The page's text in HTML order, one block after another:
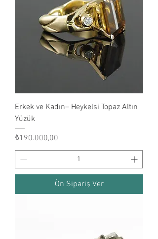
Erkek ve Kadın– Heykelsi Topaz Altın
Yüzük
Fiyat
₺190.000,00
Ön Sipariş Ver